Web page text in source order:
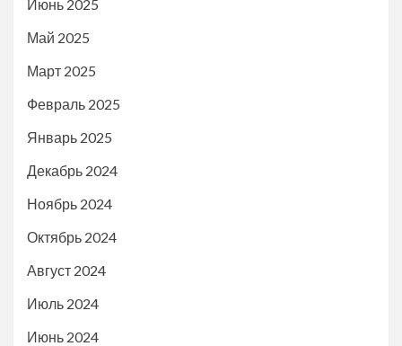
Июнь 2025
Май 2025
Март 2025
Февраль 2025
Январь 2025
Декабрь 2024
Ноябрь 2024
Октябрь 2024
Август 2024
Июль 2024
Июнь 2024